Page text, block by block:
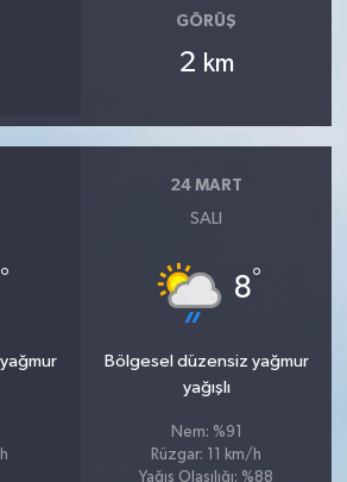
GÖRÜŞ
2 km
°
24 MART
SALI
8°
Bölgesel düzensiz yağmur
yağışlı
Nem: %91
Rüzgar: 11 km/h
Yağış Olasılığı: %88